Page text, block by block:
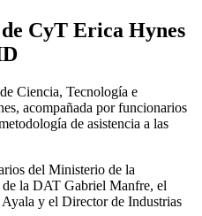
CyT Erica Hynes
Ciencia, Tecnología e
acompañada por funcionarios
de asistencia a las
del Ministerio de la
la DAT Gabriel Manfre, el
y el Director de Industrias